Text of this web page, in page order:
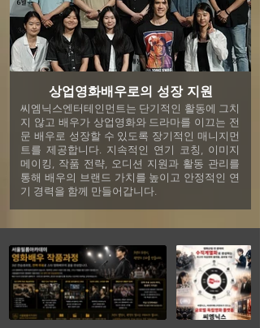
상업영화배우로의 성장 지원
씨엠닉스엔터테인먼트는 단기적인 활동에 그치
지 않고 배우가 상업영화와 드라마를 이끄는 전
문 배우로 성장할 수 있도록 장기적인 매니지먼
트를 제공합니다. 지속적인 연기 코칭, 이미지
메이킹, 작품 전략, 오디션 지원과 활동 관리를
통해 배우의 브랜드 가치를 높이고 안정적인 연
기 경력을 함께 만들어갑니다.